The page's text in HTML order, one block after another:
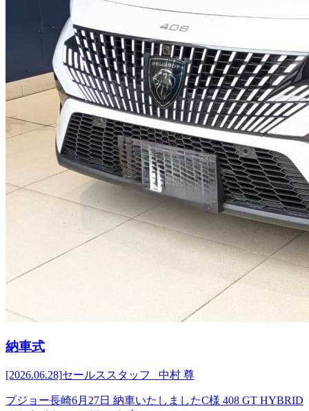
納車式
[2026.06.28]セールススタッフ 中村 尊
プジョー長崎6月27日 納車いたしましたC様 408 GT HYBRID